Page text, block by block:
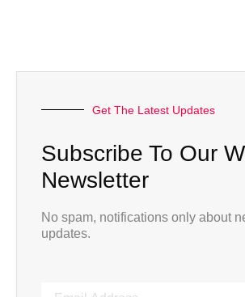
Get The Latest Updates
Subscribe To Our
Newsletter
No spam, notifications only about
updates.